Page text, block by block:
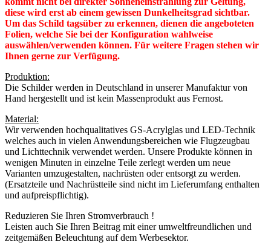
diese wird erst ab einem gewissen Dunkelheitsgrad sichtbar.
Um das Schild tagsüber zu erkennen, dienen die angeboteten
Folien, welche Sie bei der Konfiguration wahlweise
auswählen/verwenden können. Für weitere Fragen stehen wir
Ihnen gerne zur Verfügung.
Produktion:
Die Schilder werden in Deutschland in unserer Manufaktur von
Hand hergestellt und ist kein Massenprodukt aus Fernost.
Material:
Wir verwenden hochqualitatives GS-Acrylglas und LED-Technik
welches auch in vielen Anwendungsbereichen wie Flugzeugbau
und Lichttechnik verwendet werden. Unsere Produkte können in
wenigen Minuten in einzelne Teile zerlegt werden um neue
Varianten umzugestalten, nachrüsten oder entsorgt zu werden.
(Ersatzteile und Nachrüstteile sind nicht im Lieferumfang enthalten
und aufpreispflichtig).
Reduzieren Sie Ihren Stromverbrauch !
Leisten auch Sie Ihren Beitrag mit einer umweltfreundlichen und
zeitgemäßen Beleuchtung auf dem Werbesektor.